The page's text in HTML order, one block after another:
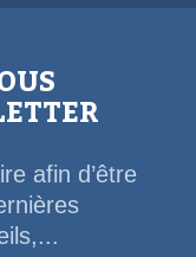
afin d’être